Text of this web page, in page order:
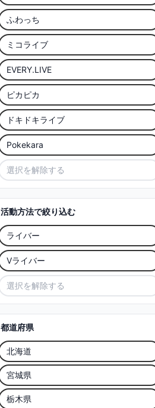
ふわっち
ミコライブ
EVERY.LIVE
ピカピカ
ドキドキライブ
Pokekara
選択を解除する
活動方法で絞り込む
ライバー
Vライバー
選択を解除する
都道府県
北海道
宮城県
栃木県